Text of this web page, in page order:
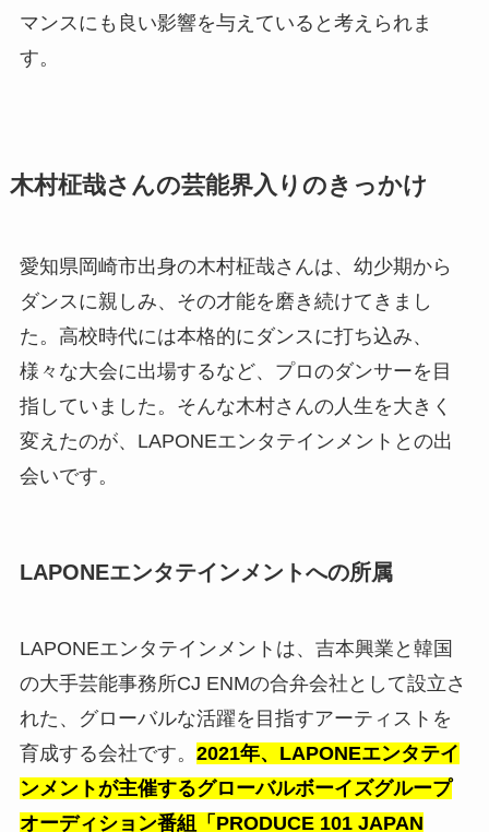
マンスにも良い影響を与えていると考えられま
す。
木村柾哉さんの芸能界入りのきっかけ
愛知県岡崎市出身の木村柾哉さんは、幼少期から
ダンスに親しみ、その才能を磨き続けてきまし
た。高校時代には本格的にダンスに打ち込み、
様々な大会に出場するなど、プロのダンサーを目
指していました。そんな木村さんの人生を大きく
変えたのが、LAPONEエンタテインメントとの出
会いです。
LAPONEエンタテインメントへの所属
LAPONEエンタテインメントは、吉本興業と韓国
の大手芸能事務所CJ ENMの合弁会社として設立さ
れた、グローバルな活躍を目指すアーティストを
育成する会社です。 2021年、LAPONEエンタテイ
ンメントが主催するグローバルボーイズグループ
オーディション番組「PRODUCE 101 JAPAN